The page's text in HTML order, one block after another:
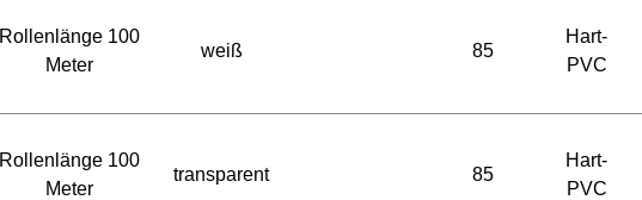
Rollenlänge 100
Meter
weiß 85
Hart-
PVC
Rollenlänge 100
Meter
transparent 85
Hart-
PVC